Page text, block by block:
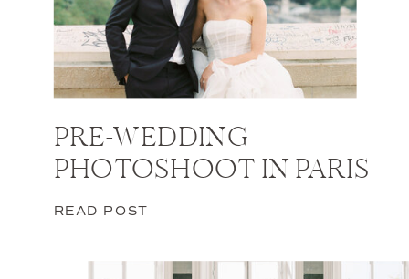
PRE-WEDDING
PHOTOSHOOT IN PARIS
READ POST